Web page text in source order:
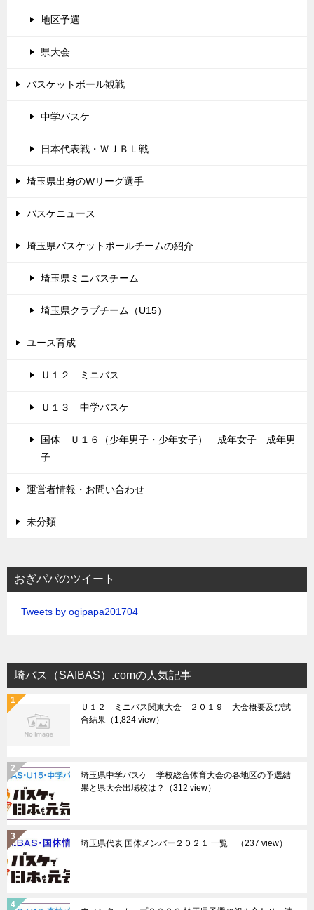
地区予選
県大会
バスケットボール観戦
中学バスケ
日本代表戦・ＷＪＢＬ戦
埼玉県出身のWリーグ選手
バスケニュース
埼玉県バスケットボールチームの紹介
埼玉県ミニバスチーム
埼玉県クラブチーム（U15）
ユース育成
Ｕ１２ ミニバス
Ｕ１３ 中学バスケ
国体 Ｕ１６（少年男子・少年女子） 成年女子 成年男
子
運営者情報・お問い合わせ
未分類
おぎパパのツイート
Tweets by ogipapa201704
埼バス（SAIBAS）.comの人気記事
Ｕ１２ ミニバス関東大会 ２０１９ 大会概要及び試
合結果 （1,824 view）
埼玉県中学バスケ 学校総合体育大会の各地区の予選結
果と県大会出場校は？
（312 view）
埼玉県代表 国体メンバー２０２１ 一覧 （237 view）